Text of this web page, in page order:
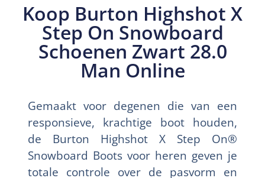
Koop Burton Highshot X
Step On Snowboard
Schoenen Zwart 28.0
Man Online
Gemaakt voor degenen die van een
responsieve, krachtige boot houden,
de Burton Highshot X Step On®
Snowboard Boots voor heren geven je
totale controle over de pasvorm en